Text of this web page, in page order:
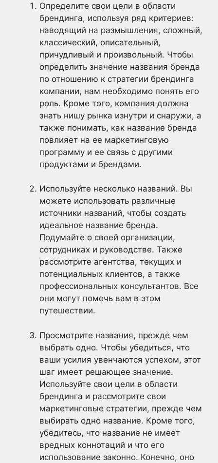
Определите свои цели в области
брендинга, используя ряд критериев:
наводящий на размышления, сложный,
классический, описательный,
причудливый и произвольный. Чтобы
определить значение названия бренда
по отношению к стратегии брендинга
компании, нам необходимо понять его
роль. Кроме того, компания должна
знать нишу рынка изнутри и снаружи, а
также понимать, как название бренда
повлияет на ее маркетинговую
программу и ее связь с другими
продуктами и брендами.
Используйте несколько названий. Вы
можете использовать различные
источники названий, чтобы создать
идеальное название бренда.
Подумайте о своей организации,
сотрудниках и руководстве. Также
рассмотрите агентства, текущих и
потенциальных клиентов, а также
профессиональных консультантов. Все
они могут помочь вам в этом
путешествии.
Просмотрите названия, прежде чем
выбрать одно. Чтобы убедиться, что
ваши усилия увенчаются успехом, этот
шаг имеет решающее значение.
Используйте свои цели в области
брендинга и рассмотрите свои
маркетинговые стратегии, прежде чем
выбирать одно название. Кроме того,
убедитесь, что название не имеет
вредных коннотаций и что его
использование законно. Конечно, оно